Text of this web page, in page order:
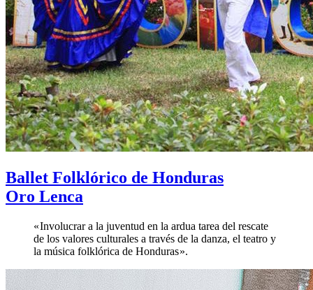
Ballet Folklórico de Honduras
Oro Lenca
« Involucrar a la juventud en la ardua tarea del rescate
de los valores culturales a través de la danza, el teatro y
la música folklórica de Honduras ».